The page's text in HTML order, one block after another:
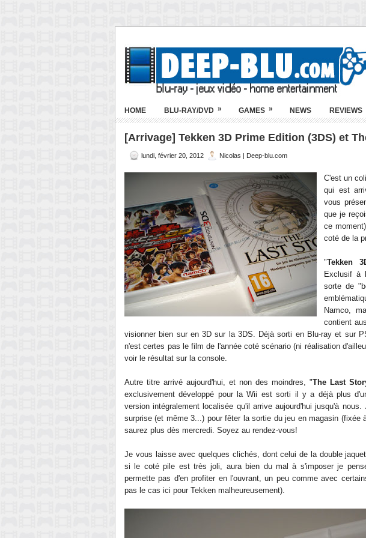
HOME BLU-RAY/DVD » GAMES » NEWS REVIEWS
[Arrivage] Tekken 3D Prime Edition (3DS) et
lundi, février 20, 2012 Nicolas | Deep-blu.com
C'est un
qui est
vous
que je
ce
coté de la
"Tekken
Exclusif à
sorte de
Namco,
contient
visionner bien sur en 3D sur la 3DS. Déjà sorti en Blu-ray et sur
n'est certes pas le film de l'année coté scénario (ni réalisation
voir le résultat sur la console.
Autre titre arrivé aujourd'hui, et non des moindres, "The Last
exclusivement développé pour la Wii est sorti il y a déjà plus
version intégralement localisée qu'il arrive aujourd'hui jusqu'à
surprise (et même 3...) pour fêter la sortie du jeu en magasin (fixée
saurez plus dès mercredi. Soyez au rendez-vous!
Je vous laisse avec quelques clichés, dont celui de la double
si le coté pile est très joli, aura bien du mal à s'imposer je
permette pas d'en profiter en l'ouvrant, un peu comme avec
pas le cas ici pour Tekken malheureusement).